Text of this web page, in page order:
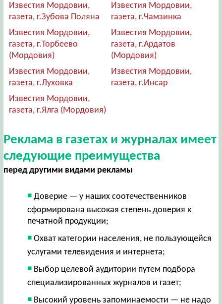
Известия Мордовии,
газета, г.Зубова Поляна
Известия Мордовии,
газета, г.Чамзинка
Известия Мордовии,
газета, г.Торбеево
(Мордовия)
Известия Мордовии,
газета, г.Ардатов
(Мордовия)
Известия Мордовии,
газета, г.Луховка
Известия Мордовии,
газета, г.Инсар
Известия Мордовии,
газета, г.Ялга (Мордовия)
Реклама в газетах и журналах имеет
следующие преимущества
перед другими видами рекламы
Доверие — у наших соотечественников
сформирована высокая степень доверия к
печатной продукции;
Охват категории населения, не пользующейся
услугами телевидения и интернета;
Выбор целевой аудитории путем подбора
специализированных журналов и газет;
Высокий уровень запоминаемости — не надо